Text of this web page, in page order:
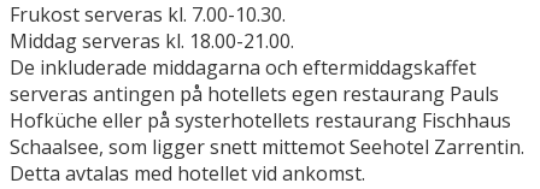
Frukost serveras kl. 7.00-10.30.
Middag serveras kl. 18.00-21.00.
De inkluderade middagarna och eftermiddagskaffet
serveras antingen på hotellets egen restaurang Pauls
Hofküche eller på systerhotellets restaurang Fischhaus
Schaalsee, som ligger snett mittemot Seehotel Zarrentin.
Detta avtalas med hotellet vid ankomst.